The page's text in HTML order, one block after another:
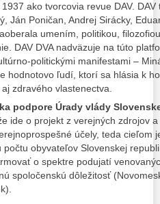
ako tvorcovia revue DAV.
Ján Poničan, Andrej Sirácky,
umením, politikou,
DAV DVA nadväzuje na túto
politickými manifestami –
hodnotovo ľudí, ktorí sa hlásia k
zdravého vlastenectva.
podpore Úrady vlády
ide o projekt z verejných zdrojov
účely, teda cieľom
obyvateľov Slovenskej
o spektre podujatí
spoločenskú dôležitosť